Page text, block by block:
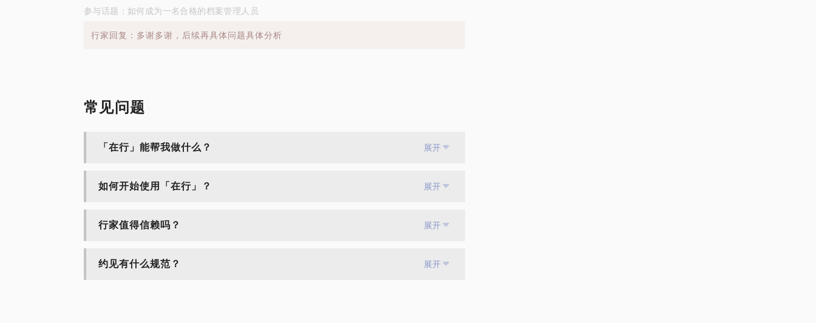
参与话题：如何成为一名合格的档案管理人员
行家回复：多谢多谢，后续再具体问题具体分析
常见问题
「在行」能帮我做什么？ 展开
如何开始使用「在行」？ 展开
行家值得信赖吗？ 展开
约见有什么规范？ 展开